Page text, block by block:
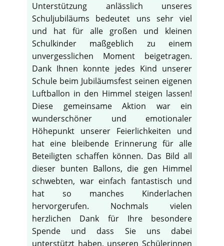
Unterstützung anlässlich unseres
Schuljubiläums bedeutet uns sehr viel
und hat für alle großen und kleinen
Schulkinder maßgeblich zu einem
unvergesslichen Moment beigetragen.
Dank Ihnen konnte jedes Kind unserer
Schule beim Jubiläumsfest seinen eigenen
Luftballon in den Himmel steigen lassen!
Diese gemeinsame Aktion war ein
wunderschöner und emotionaler
Höhepunkt unserer Feierlichkeiten und
hat eine bleibende Erinnerung für alle
Beteiligten schaffen können. Das Bild all
dieser bunten Ballons, die gen Himmel
schwebten, war einfach fantastisch und
hat so manches Kinderlachen
hervorgerufen. Nochmals vielen
herzlichen Dank für Ihre besondere
Spende und dass Sie uns dabei
unterstützt haben, unseren Schülerinnen